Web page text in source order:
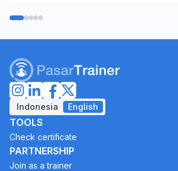
Indonesia English
TOOLS
Check certificate
PARTNERSHIP
Join as a trainer